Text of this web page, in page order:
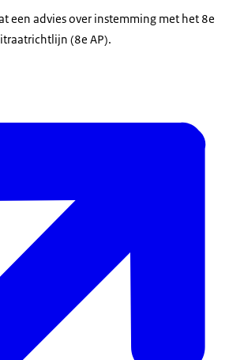
een advies over instemming met het 8e
(8e AP).